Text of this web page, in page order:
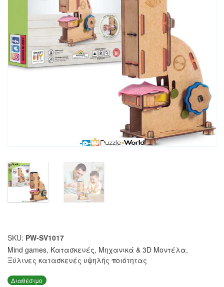
SKU: PW-SV1017
Mind games, Κατασκευές, Μηχανικά & 3D Μοντέλα,
Ξύλινες κατασκευές υψηλής ποιότητας
Διαθέσιμο